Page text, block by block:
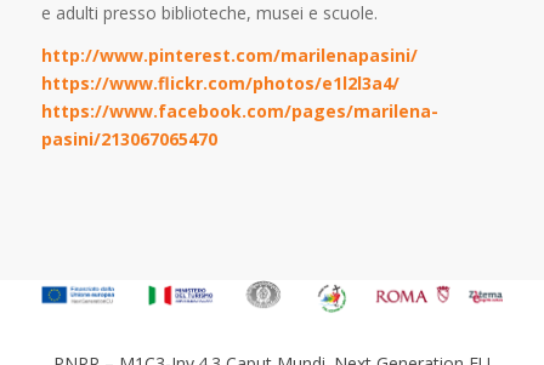
e adulti presso biblioteche, musei e scuole.
http://www.pinterest.com/marilenapasini/
https://www.flickr.com/photos/e1l2l3a4/
https://www.facebook.com/pages/marilena-
pasini/213067065470